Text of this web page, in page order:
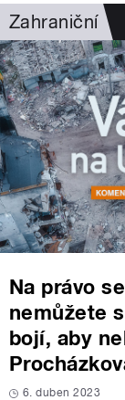
Zahraniční
Na právo
nemůžete
bojí, aby
6. duben 2023